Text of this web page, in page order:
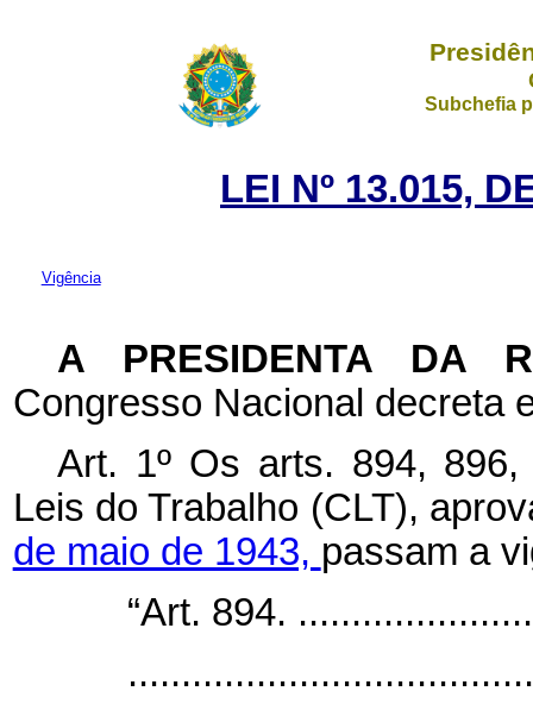
Subchefia
LEI Nº 13.015,
Vigência
A PRESIDENTA DA
Congresso Nacional decreta
Art. 1º Os arts. 894,
Leis do Trabalho (CLT),
de maio de 1943, passam a
“Art. 894.